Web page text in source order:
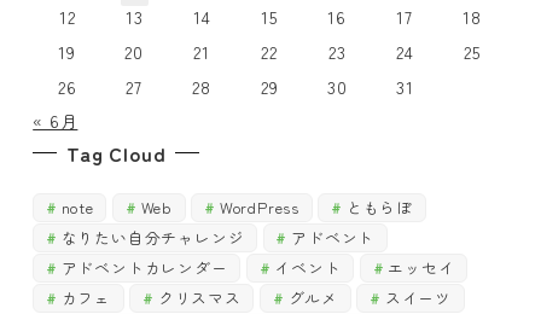
12
13 14 15 16 17
18
19
20 21 22 23 24
25
26
27 28 29 30
31
« 6月
Tag Cloud
note Web WordPress
ともらぼ
なりたい自分チャレンジ
アドベント
アドベントカレンダー
イベント
エッセイ
カフェ
クリスマス グルメ
スイーツ